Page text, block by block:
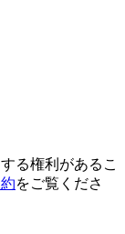
る権利があるこ
をご覧くださ